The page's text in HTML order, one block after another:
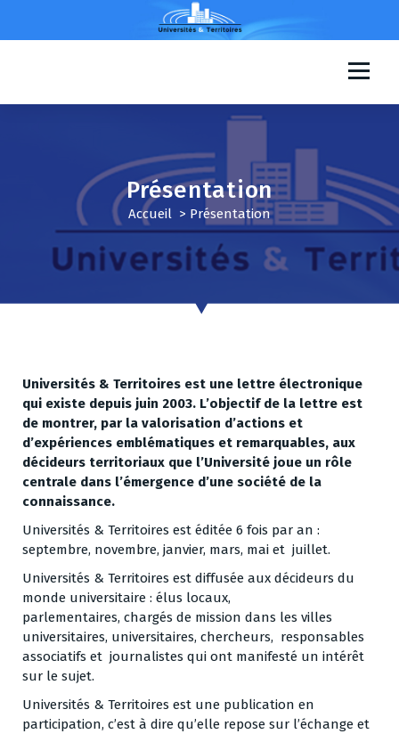
a
Présentation
Accueil > Présentation
Universités & Territoires est une lettre électronique
qui existe depuis juin 2003. L’objectif de la lettre est
de montrer, par la valorisation d’actions et
d’expériences emblématiques et remarquables, aux
décideurs territoriaux que l’Université joue un rôle
centrale dans l’émergence d’une société de la
connaissance.
Universités & Territoires est éditée 6 fois par an :
septembre, novembre, janvier, mars, mai et juillet.
Universités & Territoires est diffusée aux décideurs du
monde universitaire : élus locaux,
parlementaires, chargés de mission dans les villes
universitaires, universitaires, chercheurs, responsables
associatifs et journalistes qui ont manifesté un intérêt
sur le sujet.
Universités & Territoires est une publication en
participation, c’est à dire qu’elle repose sur l’échange et